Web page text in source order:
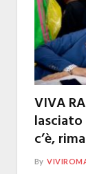
VIVA
c’è,
By